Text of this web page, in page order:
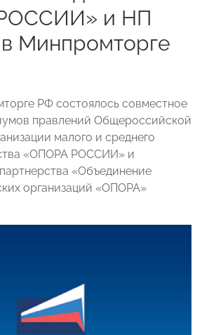
и НП
Минпромторге
РФ состоялось совместное
правлений Общероссийской
малого и среднего
«ОПОРА РОССИИ» и
«Объединение
организаций «ОПОРА»